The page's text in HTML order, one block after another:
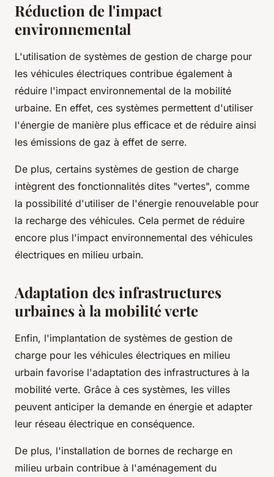
Réduction de l'impact
environnemental
L'utilisation de systèmes de gestion de charge pour
les véhicules électriques contribue également à
réduire l'impact environnemental de la mobilité
urbaine. En effet, ces systèmes permettent d'utiliser
l'énergie de manière plus efficace et de réduire ainsi
les émissions de gaz à effet de serre.
De plus, certains systèmes de gestion de charge
intègrent des fonctionnalités dites "vertes", comme
la possibilité d'utiliser de l'énergie renouvelable pour
la recharge des véhicules. Cela permet de réduire
encore plus l'impact environnemental des véhicules
électriques en milieu urbain.
Adaptation des infrastructures
urbaines à la mobilité verte
Enfin, l'implantation de systèmes de gestion de
charge pour les véhicules électriques en milieu
urbain favorise l'adaptation des infrastructures à la
mobilité verte. Grâce à ces systèmes, les villes
peuvent anticiper la demande en énergie et adapter
leur réseau électrique en conséquence.
De plus, l'installation de bornes de recharge en
milieu urbain contribue à l'aménagement du